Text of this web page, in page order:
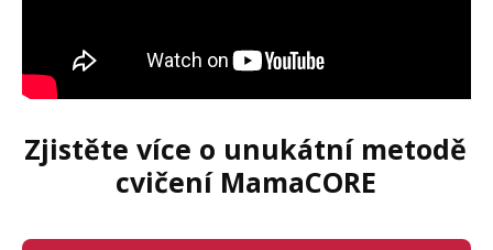
Zjistěte více o unukátní metodě
cvičení MamaCORE